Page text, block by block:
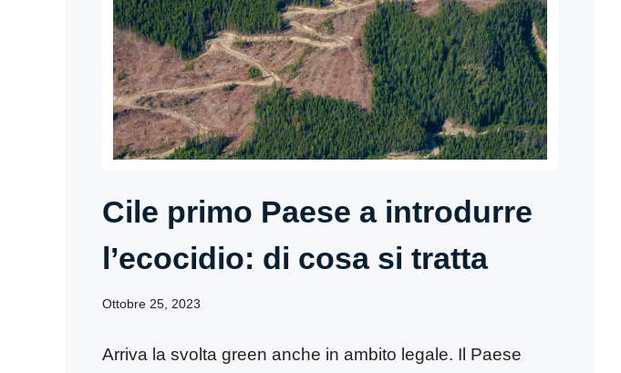
Cile primo Paese a introdurre
l’ecocidio: di cosa si tratta
Ottobre 25, 2023
Arriva la svolta green anche in ambito legale. Il Paese